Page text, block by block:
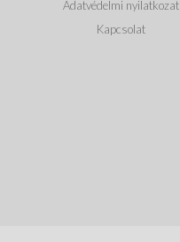
Adatvédelmi nyilatkozat
Kapcsolat